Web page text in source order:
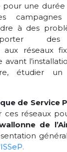
pour une durée
à des
des
aux réseaux
étudier un
de Service
ces réseaux
de